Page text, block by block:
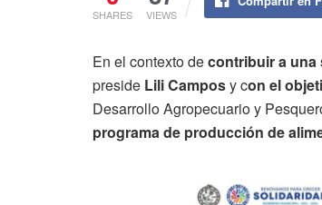
SHARES VIEWS
En el contexto decontribuir a una
preside Lili Camposy con el
Desarrollo Agropecuario y
programa de producción de